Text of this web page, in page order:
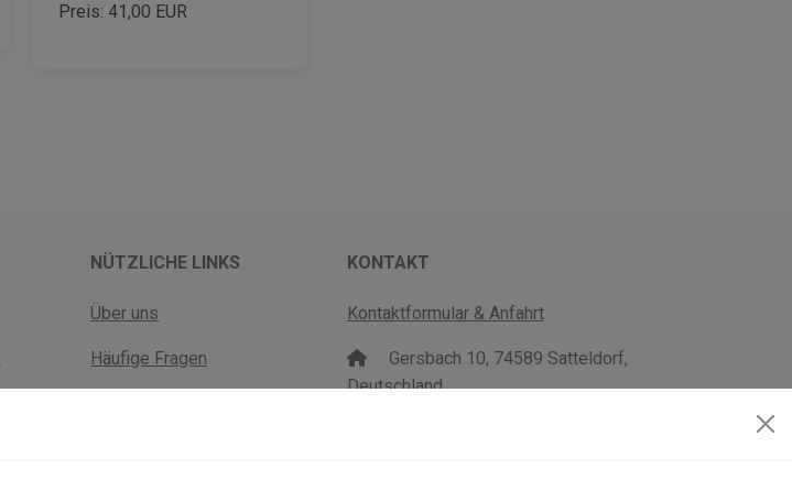
Preis: 41,00 EUR
NÜTZLICHE LINKS
Über uns
Häufige Fragen
KONTAKT
Kontaktformular & Anfahrt
Gersbach 10, 74589 Satteldorf,
Deutschland